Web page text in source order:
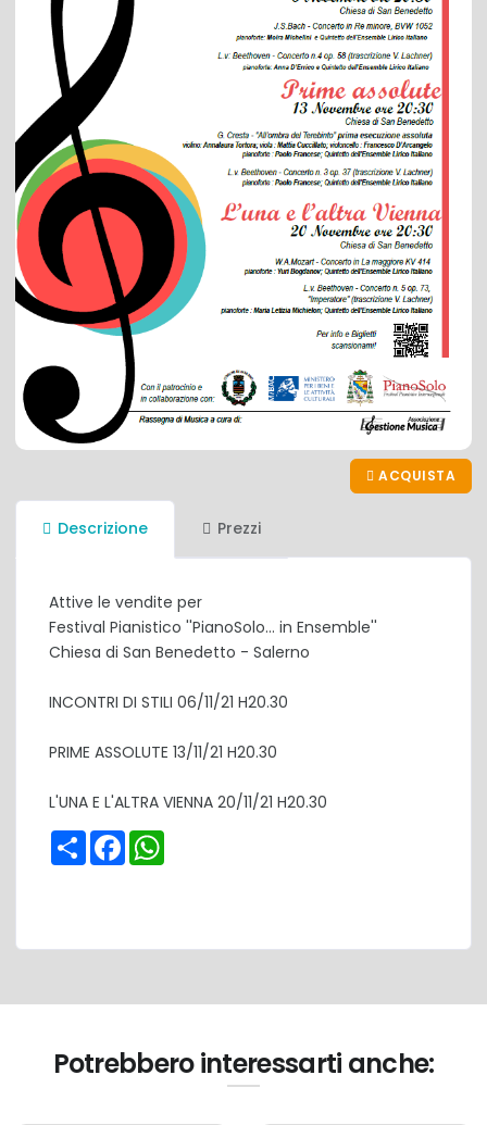
ACQUISTA
Descrizione Prezzi
Attive le vendite per
Festival Pianistico ''PianoSolo... in Ensemble''
Chiesa di San Benedetto - Salerno
INCONTRI DI STILI 06/11/21 H20.30
PRIME ASSOLUTE 13/11/21 H20.30
L'UNA E L'ALTRA VIENNA 20/11/21 H20.30
Share Facebook
Potrebbero interessarti anche: